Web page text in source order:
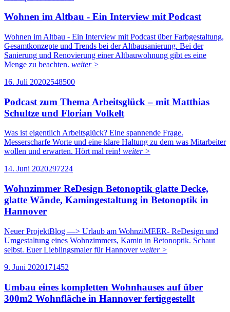
Wohnen im Altbau - Ein Interview mit Podcast
Wohnen im Altbau - Ein Interview mit Podcast über Farbgestaltung,
Gesamtkonzepte und Trends bei der Altbausanierung. Bei der
Sanierung und Renovierung einer Altbauwohnung gibt es eine
Menge zu beachten. weiter >
16. Juli 20202548500
Podcast zum Thema Arbeitsglück – mit Matthias
Schultze und Florian Volkelt
Was ist eigentlich Arbeitsglück? Eine spannende Frage.
Messerscharfe Worte und eine klare Haltung zu dem was Mitarbeiter
wollen und erwarten. Hört mal rein! weiter >
14. Juni 2020297224
Wohnzimmer ReDesign Betonoptik glatte Decke,
glatte Wände, Kamingestaltung in Betonoptik in
Hannover
Neuer ProjektBlog —> Urlaub am WohnziMEER- ReDesign und
Umgestaltung eines Wohnzimmers, Kamin in Betonoptik. Schaut
selbst. Euer Lieblingsmaler für Hannoverweiter >
9. Juni 2020171452
Umbau eines kompletten Wohnhauses auf über
300m2 Wohnfläche in Hannover fertiggestellt